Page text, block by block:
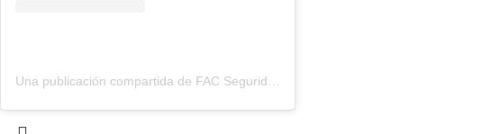
Una publicación compartida de FAC Seguridad, S.A. (@fac_seguridad)